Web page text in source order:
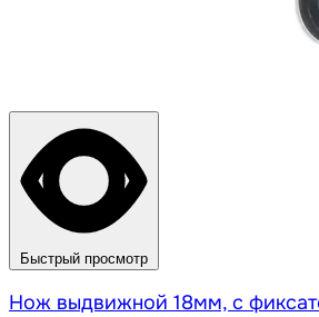
Быстрый просмотр
Нож выдвижной 18мм, с